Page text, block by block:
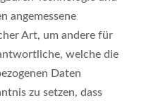
angemessene
Art, um andere für
welche die
Daten
zu setzen, dass